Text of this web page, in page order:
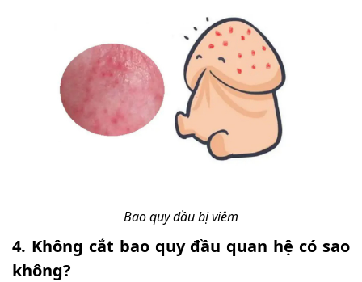
Bao quy đầu bị viêm
4. Không cắt bao quy đầu quan hệ có sao
không?